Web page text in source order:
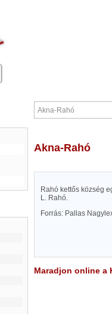
Akna-Rahó
Rahó kettős község
L. Rahó.
Forrás: Pallas
Maradjon online a